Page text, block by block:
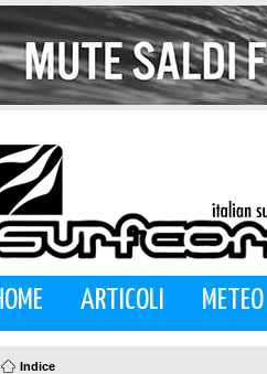
ARTICOLI METEO
Indice